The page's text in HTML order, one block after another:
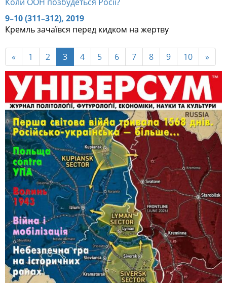
9–10 (311–312), 2019
Кремль зачаївся перед кидком на жертву
« 1 2 3 4 5 6 7 8 9 10 »